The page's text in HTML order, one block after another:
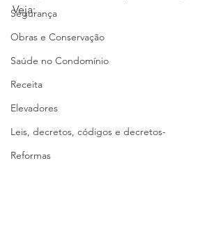
Segurança
Obras e Conservação
Saúde no Condomínio
Receita
Elevadores
Leis, decretos, códigos e decretos-
Reformas
Veja: